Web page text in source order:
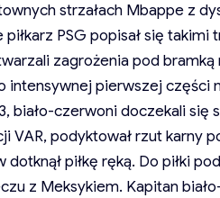
strzałach Mbappe z
PSG popisał się
zagrożenia pod
intensywnej pierwszej części
biało-czerwoni doczekali się
VAR, podyktował rzut karny
piłkę ręką. Do piłki
z Meksykiem. Kapitan